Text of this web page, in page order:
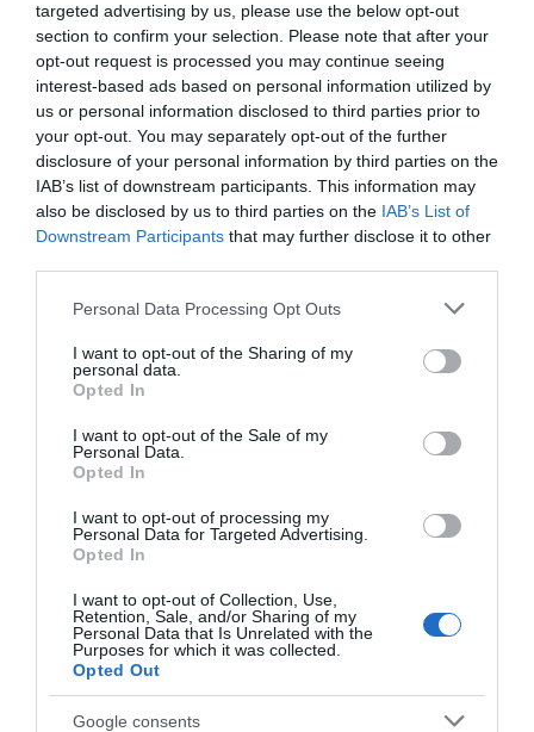
targeted advertising by us, please use the below opt-out
section to confirm your selection. Please note that after your
opt-out request is processed you may continue seeing
interest-based ads based on personal information utilized by
us or personal information disclosed to third parties prior to
your opt-out. You may separately opt-out of the further
disclosure of your personal information by third parties on the
IAB’s list of downstream participants. This information may
also be disclosed by us to third parties on the IAB’s List of
Downstream Participants that may further disclose it to other
Please note that this website/app uses one or more Google
not limited to your visit or usage behaviour. You may click to
grant or deny consent to Google and its third-party tags to
use your data for below specified purposes in below Google
consent section.
Personal Data Processing Opt Outs
I want to opt-out of the Sharing of my
personal data.
Opted In
I want to opt-out of the Sale of my
Personal Data.
Opted In
I want to opt-out of processing my
Personal Data for Targeted Advertising.
Opted In
I want to opt-out of Collection, Use,
Retention, Sale, and/or Sharing of my
Personal Data that Is Unrelated with the
Purposes for which it was collected.
Opted Out
Google consents
ΕΛΛΑΔΑ
Χανιά: Η στιγμή που τουμπάρει το
ασθενοφόρο – Καρέ καρέ η σύγκρουση με το
αυτοκίνητο (Βίντεο)
«Από θαύμα ζει ο διασώστης»
19.07.2026 - 13:47
ΕΛΛΑΔΑ
Σύγκρουση ασθενοφόρου με ΙΧ στα Χανιά:
Από ανακοπή είχε καταλήξει ο ασθενής –